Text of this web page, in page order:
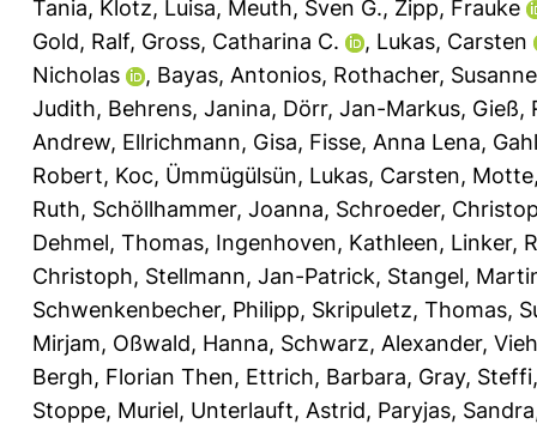
Tania, Klotz, Luisa, Meuth, Sven G., Zipp, Frauke
Gold, Ralf, Gross, Catharina C. , Lukas, Carsten
Nicholas
, Bayas, Antonios, Rothacher, Susanne
Judith, Behrens, Janina, Dörr, Jan-Markus, Gieß,
Andrew, Ellrichmann, Gisa, Fisse, Anna Lena,
Robert, Koc, Ümmügülsün, Lukas, Carsten,
Ruth, Schöllhammer, Joanna, Schroeder,
Dehmel, Thomas, Ingenhoven, Kathleen, Linker,
Christoph, Stellmann, Jan-Patrick, Stangel,
Schwenkenbecher, Philipp, Skripuletz, Thomas,
Mirjam, Oßwald, Hanna, Schwarz, Alexander,
Bergh, Florian Then, Ettrich, Barbara, Gray, Steffi
Stoppe, Muriel, Unterlauft, Astrid, Paryjas, Sandra